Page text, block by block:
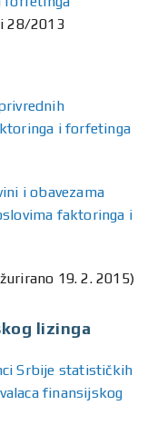
28/2013
i forfetinga
i obavezama
faktoringa i
19. 2. 2015)
lizinga
Srbije statističkih
finansijskog